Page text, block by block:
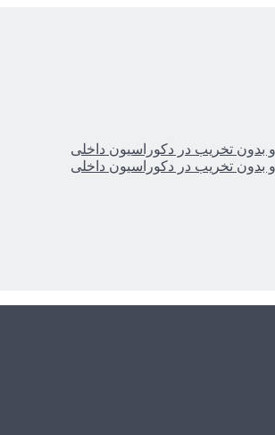
بدون تخریب در دکوراسیون داخلی
بدون تخریب در دکوراسیون داخلی